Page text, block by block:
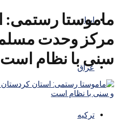
ایران
عراق
ترکیه
ماموستا رستمی:
مرکز وحدت
سنی با نظام است